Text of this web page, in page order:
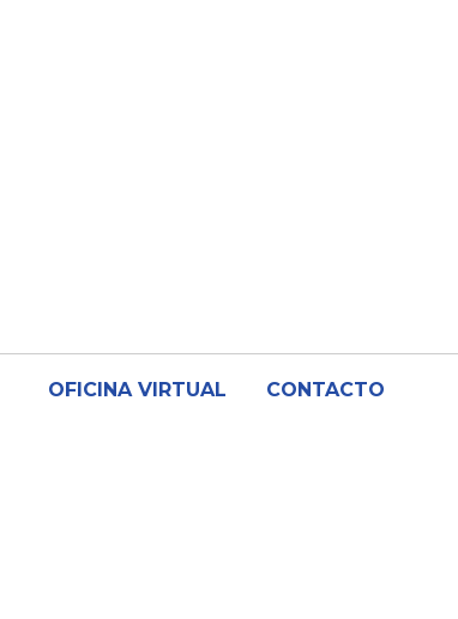
OFICINA VIRTUAL CONTACTO